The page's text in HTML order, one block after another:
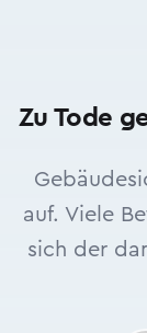
Zu Tode
auf. Viele
sich der